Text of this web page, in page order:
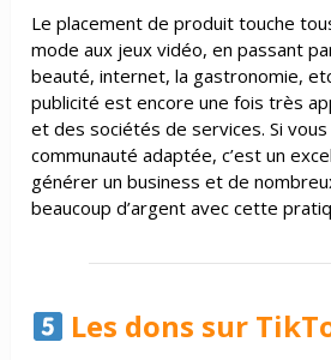
Le placement de produit touche
mode aux jeux vidéo, en passant
beauté, internet, la gastronomie,
publicité est encore une fois très
et des sociétés de services. Si
communauté adaptée, c’est un
générer un business et de
beaucoup d’argent avec cette
Les dons sur